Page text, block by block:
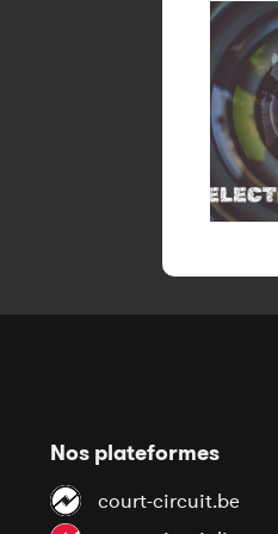
Nos plateformes
court-circuit.be